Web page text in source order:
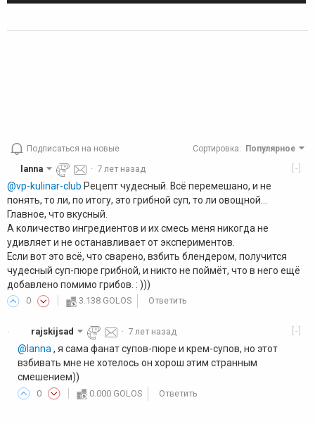
Подписаться на новые Сортировка: Популярное
[-]
lanna · 7 лет назад
@vp-kulinar-club Рецепт чудесный. Всё перемешано, и не
понять, то ли, по итогу, это грибной суп, то ли овощной...
Главное, что вкусный.
А количество ингредиентов и их смесь меня никогда не
удивляет и не останавливает от экспериментов.
Если вот это всё, что сварено, взбить блендером, получится
чудесный суп-пюре грибной, и никто не поймёт, что в него ещё
добавлено помимо грибов. : )))
0 3.138 GOLOS Ответить
· [-]
rajskijsad · 7 лет назад
@lanna, я сама фанат супов-пюре и крем-супов, но этот
взбивать мне не хотелось он хорош этим странным
смешением))
0 0.000 GOLOS Ответить